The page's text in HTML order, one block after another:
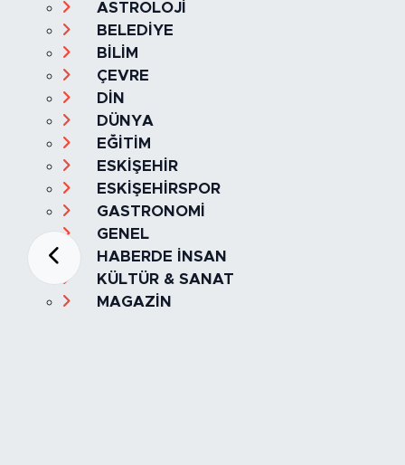
ASTROLOJİ
BELEDİYE
BİLİM
ÇEVRE
DİN
DÜNYA
EĞİTİM
ESKİŞEHİR
ESKİŞEHİRSPOR
GASTRONOMİ
GENEL
HABERDE İNSAN
KÜLTÜR & SANAT
MAGAZİN